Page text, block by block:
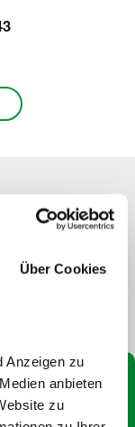
Über Cookies
Anzeigen zu
anbieten
zu